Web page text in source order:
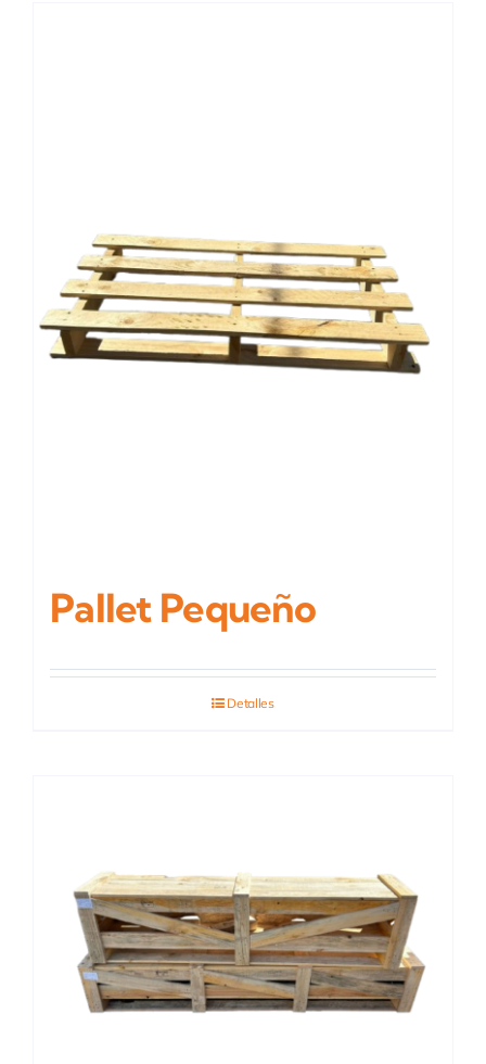
Pallet Pequeño
Detalles